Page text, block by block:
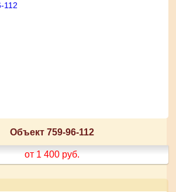
Объект 759-96-112
от 1 400 руб.